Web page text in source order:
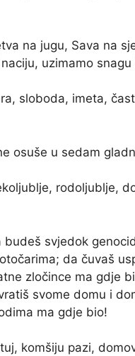
na jugu, Sava na
uzimamo snagu
sloboda, imeta,
osuše u sedam
rodoljublje,
svjedok
da čuvaš
zločince ma gdje
svome domu i
ma gdje bio!
komšiju pazi,